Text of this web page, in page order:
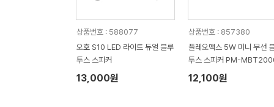
상품번호 : 588077
오호 S10 LED 라이트 듀얼 블루
투스 스피커
13,000원
상품번호 : 857380
플레오맥스 5W 미니 무선
투스 스피커 PM-
12,100원